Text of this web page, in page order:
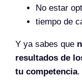
No estar
tiempo de
Y ya sabes que
resultados de
tu competencia.